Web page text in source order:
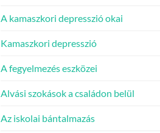
A kamaszkori depresszió okai
Kamaszkori depresszió
A fegyelmezés eszközei
Alvási szokások a családon belül
Az iskolai bántalmazás